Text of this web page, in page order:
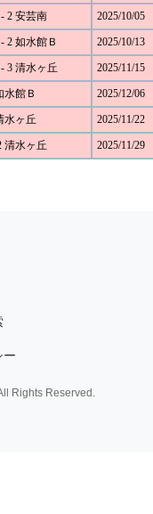
2 安芸南 2025/10/05
2 如水館Ｂ 2025/10/13
3 清水ヶ丘 2025/11/15
水館Ｂ 2025/12/06
水ヶ丘 2025/11/22
清水ヶ丘 2025/11/29
ー
Rights Reserved.